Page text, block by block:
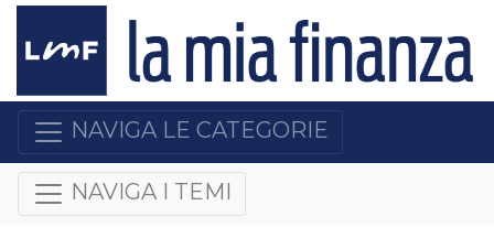
NAVIGA LE CATEGORIE
NAVIGA I TEMI